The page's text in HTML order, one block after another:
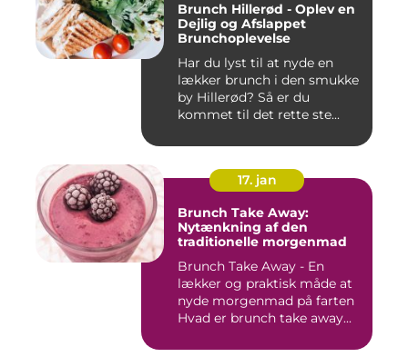
Brunch Hillerød - Oplev en
Dejlig og Afslappet
Brunchoplevelse
Har du lyst til at nyde en
lækker brunch i den smukke
by Hillerød? Så er du
kommet til det rette ste...
17. jan
Brunch Take Away:
Nytænkning af den
traditionelle morgenmad
Brunch Take Away - En
lækker og praktisk måde at
nyde morgenmad på farten
Hvad er brunch take away...